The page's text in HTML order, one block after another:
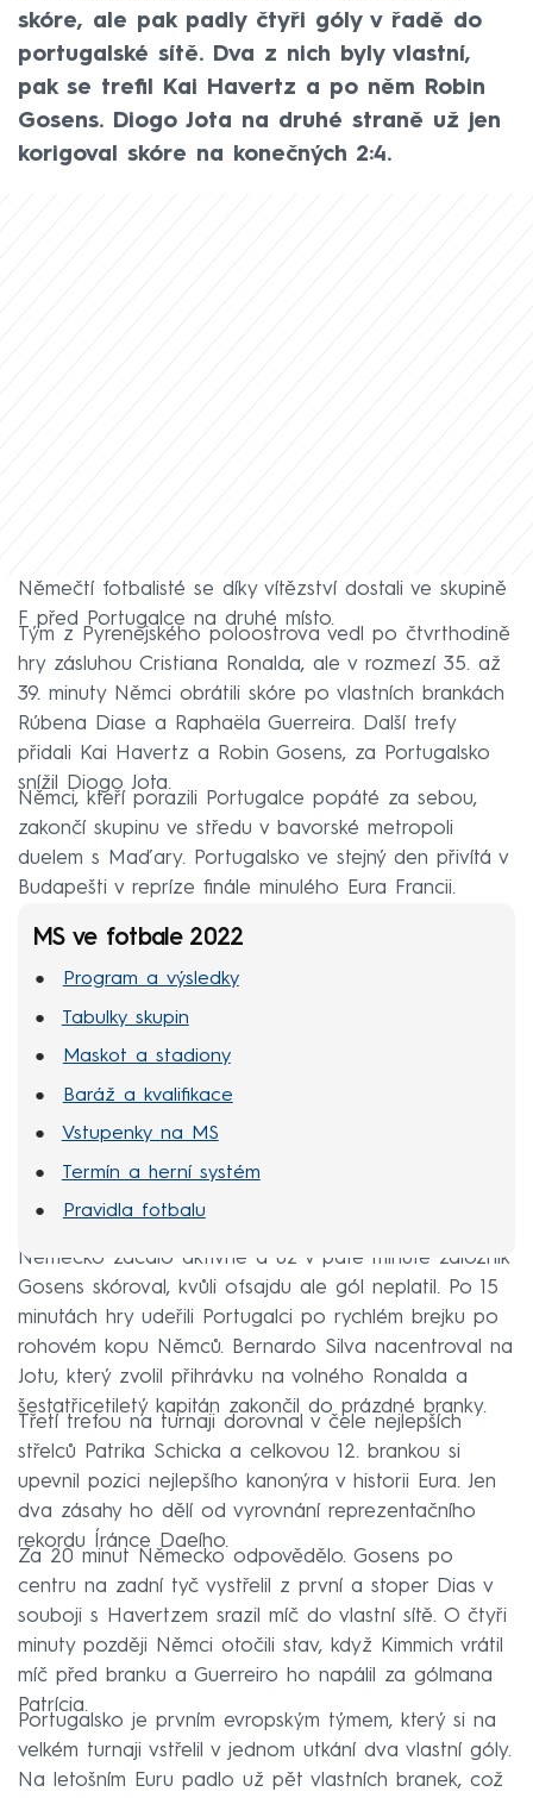
skóre, ale pak padly čtyři góly v řadě do
portugalské sítě. Dva z nich byly vlastní,
pak se trefil Kai Havertz a po něm Robin
Gosens. Diogo Jota na druhé straně už jen
korigoval skóre na konečných 2:4.
Němečtí fotbalisté se díky vítězství dostali ve skupině
F před Portugalce na druhé místo.
Tým z Pyrenejského poloostrova vedl po čtvrthodině
hry zásluhou Cristiana Ronalda, ale v rozmezí 35. až
39. minuty Němci obrátili skóre po vlastních brankách
Rúbena Diase a Raphaëla Guerreira. Další trefy
přidali Kai Havertz a Robin Gosens, za Portugalsko
snížil Diogo Jota.
Němci, kteří porazili Portugalce popáté za sebou,
zakončí skupinu ve středu v bavorské metropoli
duelem s Maďary. Portugalsko ve stejný den přivítá v
Budapešti v repríze finále minulého Eura Francii.
MS ve fotbale 2022
Program a výsledky
Tabulky skupin
Maskot a stadiony
Baráž a kvalifikace
Vstupenky na MS
Termín a herní systém
Pravidla fotbalu
Německo začalo aktivně a už v páté minutě záložník
Gosens skóroval, kvůli ofsajdu ale gól neplatil. Po 15
minutách hry udeřili Portugalci po rychlém brejku po
rohovém kopu Němců. Bernardo Silva nacentroval na
Jotu, který zvolil přihrávku na volného Ronalda a
šestatřicetiletý kapitán zakončil do prázdné branky.
Třetí trefou na turnaji dorovnal v čele nejlepších
střelců Patrika Schicka a celkovou 12. brankou si
upevnil pozici nejlepšího kanonýra v historii Eura. Jen
dva zásahy ho dělí od vyrovnání reprezentačního
rekordu Íránce Daeího.
Za 20 minut Německo odpovědělo. Gosens po
centru na zadní tyč vystřelil z první a stoper Dias v
souboji s Havertzem srazil míč do vlastní sítě. O čtyři
minuty později Němci otočili stav, když Kimmich vrátil
míč před branku a Guerreiro ho napálil za gólmana
Patrícia.
Portugalsko je prvním evropským týmem, který si na
velkém turnaji vstřelil v jednom utkání dva vlastní góly.
Na letošním Euru padlo už pět vlastních branek, což